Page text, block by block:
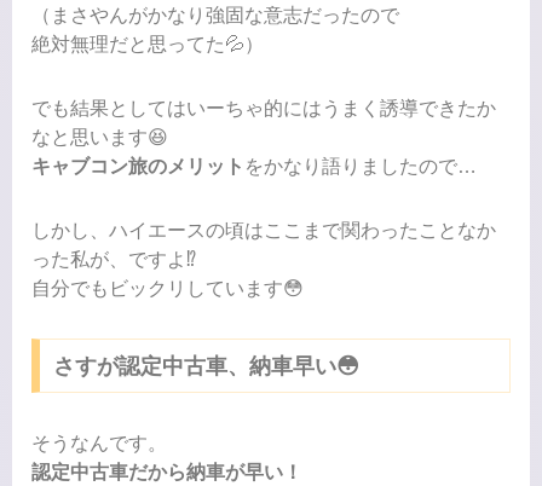
（まさやんがかなり強固な意志だったので
絶対無理だと思ってた💦）
でも結果としてはいーちゃ的にはうまく誘導できたか
なと思います😆
キャブコン旅のメリット をかなり語りましたので…
しかし、ハイエースの頃はここまで関わったことなか
った私が、ですよ⁉︎
自分でもビックリしています😳
さすが認定中古車、納車早い😳
そうなんです。
認定中古車だから納車が早い！